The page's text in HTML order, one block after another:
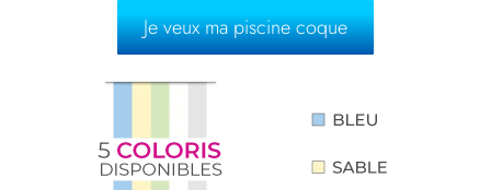
Je veux ma piscine coque